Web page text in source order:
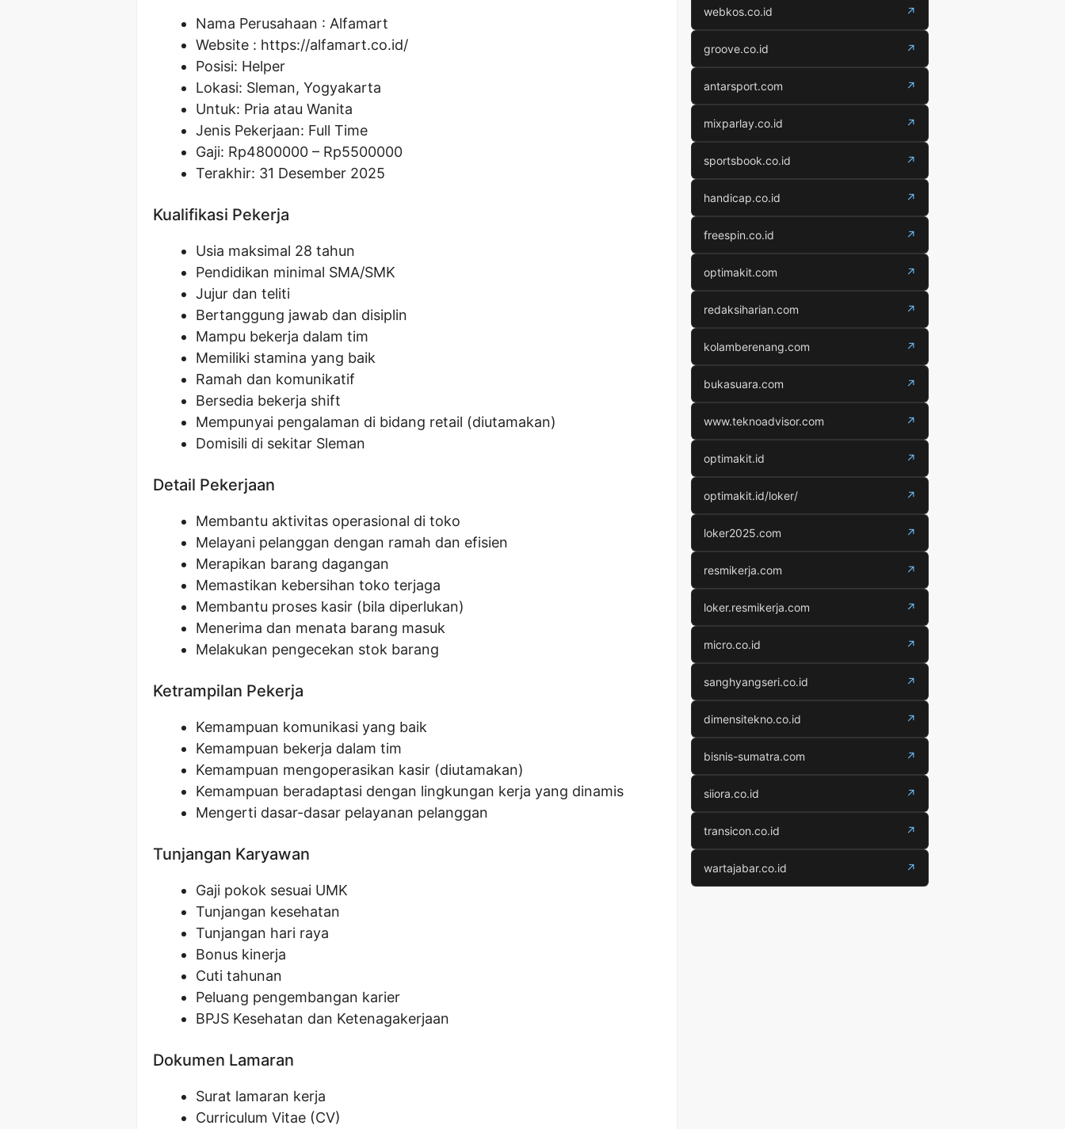
Nama Perusahaan : Alfamart
Website : https://alfamart.co.id/
Posisi: Helper
Lokasi: Sleman, Yogyakarta
Untuk: Pria atau Wanita
Jenis Pekerjaan: Full Time
Gaji: Rp4800000 – Rp5500000
Terakhir: 31 Desember 2025
Kualifikasi Pekerja
Usia maksimal 28 tahun
Pendidikan minimal SMA/SMK
Jujur dan teliti
Bertanggung jawab dan disiplin
Mampu bekerja dalam tim
Memiliki stamina yang baik
Ramah dan komunikatif
Bersedia bekerja shift
Mempunyai pengalaman di bidang retail (diutamakan)
Domisili di sekitar Sleman
Detail Pekerjaan
Membantu aktivitas operasional di toko
Melayani pelanggan dengan ramah dan efisien
Merapikan barang dagangan
Memastikan kebersihan toko terjaga
Membantu proses kasir (bila diperlukan)
Menerima dan menata barang masuk
Melakukan pengecekan stok barang
Ketrampilan Pekerja
Kemampuan komunikasi yang baik
Kemampuan bekerja dalam tim
Kemampuan mengoperasikan kasir (diutamakan)
Kemampuan beradaptasi dengan lingkungan kerja yang dinamis
Mengerti dasar-dasar pelayanan pelanggan
Tunjangan Karyawan
Gaji pokok sesuai UMK
Tunjangan kesehatan
Tunjangan hari raya
Bonus kinerja
Cuti tahunan
Peluang pengembangan karier
BPJS Kesehatan dan Ketenagakerjaan
Dokumen Lamaran
Surat lamaran kerja
Curriculum Vitae (CV)
webkos.co.id ↗
groove.co.id ↗
antarsport.com ↗
mixparlay.co.id ↗
sportsbook.co.id ↗
handicap.co.id ↗
freespin.co.id ↗
optimakit.com ↗
redaksiharian.com ↗
kolamberenang.com ↗
bukasuara.com ↗
www.teknoadvisor.com ↗
optimakit.id ↗
optimakit.id/loker/ ↗
loker2025.com ↗
resmikerja.com ↗
loker.resmikerja.com ↗
micro.co.id ↗
sanghyangseri.co.id ↗
dimensitekno.co.id ↗
bisnis-sumatra.com ↗
siiora.co.id ↗
transicon.co.id ↗
wartajabar.co.id ↗